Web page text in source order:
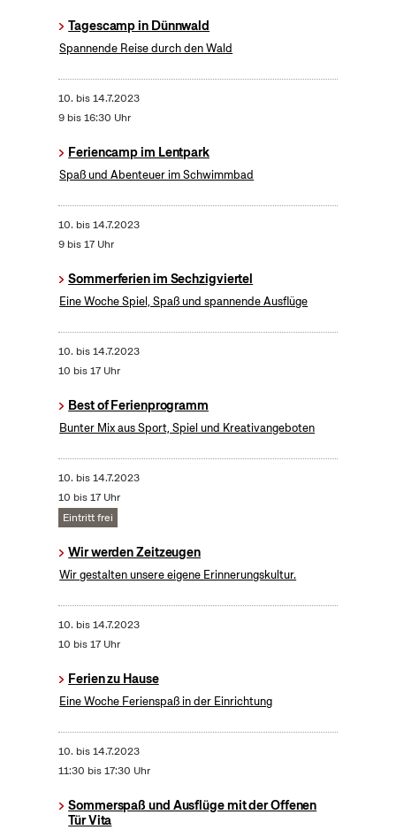
Tagescamp in Dünnwald
Spannende Reise durch den Wald
10. bis14.7.2023
9 bis 16:30 Uhr
Feriencamp im Lentpark
Spaß und Abenteuer im Schwimmbad
10. bis14.7.2023
9 bis 17 Uhr
Sommerferien im Sechzigviertel
Eine Woche Spiel, Spaß und spannende Ausflüge
10. bis14.7.2023
10 bis 17 Uhr
Best of Ferienprogramm
Bunter Mix aus Sport, Spiel und Kreativangeboten
10. bis14.7.2023
10 bis 17 Uhr
Eintritt frei
Wir werden Zeitzeugen
Wir gestalten unsere eigene Erinnerungskultur.
10. bis14.7.2023
10 bis 17 Uhr
Ferien zu Hause
Eine Woche Ferienspaß in der Einrichtung
10. bis14.7.2023
11:30 bis 17:30 Uhr
Sommerspaß und Ausflüge mit der Offenen
Tür Vita